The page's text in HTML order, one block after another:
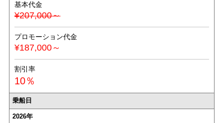
基本代金
¥207,000～
プロモーション代金
¥187,000～
割引率
10％
乗船日
2026年